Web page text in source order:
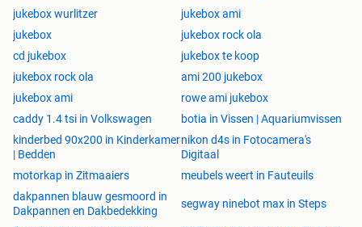
jukebox wurlitzer
jukebox ami
jukebox
jukebox rock ola
cd jukebox
jukebox te koop
jukebox rock ola
ami 200 jukebox
jukebox ami
rowe ami jukebox
caddy 1.4 tsi in Volkswagen
botia in Vissen | Aquariumvissen
kinderbed 90x200 in Kinderkamer
| Bedden
nikon d4s in Fotocamera's
Digitaal
motorkap in Zitmaaiers
meubels weert in Fauteuils
dakpannen blauw gesmoord in
Dakpannen en Dakbedekking
segway ninebot max in Steps